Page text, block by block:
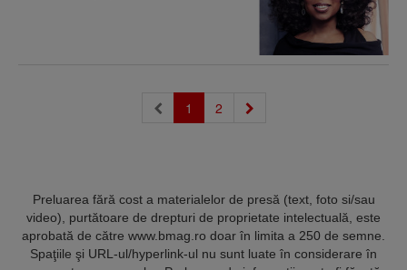
1 (current)
2
Preluarea fără cost a materialelor de presă (text, foto si/sau
video), purtătoare de drepturi de proprietate intelectuală, este
aprobată de către www.bmag.ro doar în limita a 250 de semne.
Spaţiile şi URL-ul/hyperlink-ul nu sunt luate în considerare în